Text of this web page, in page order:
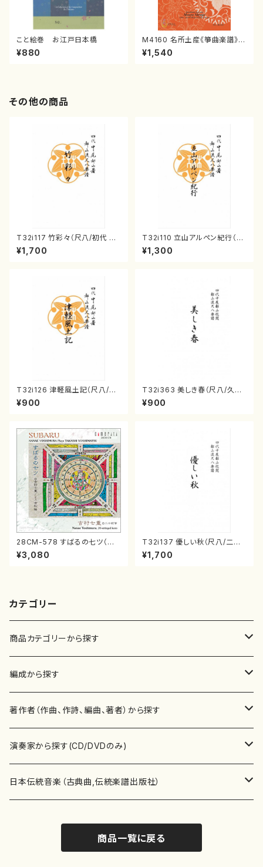
こと絵巻 お江戸日本橋
¥880
M4160 名所土産《箏曲楽譜》
（箏/宮城喜代子・宮城数江著・
宮城宗家監修/箏曲古典楽譜）
¥1,540
その他の商品
T32i117 竹彩々（尺八/初代 山
本邦山/尺八/都山式譜）都山流
公刊楽譜曲番:566
¥1,700
T32i110 立山アルペン紀行（尺
八/初代 石垣征山/尺八/都山式
譜）都山流公刊楽譜曲番:559
¥1,300
T32i126 津軽風土記（尺八/野
村峰山/尺八/都山式譜）都山流
公刊楽譜曲番:575
¥900
T32i363 美しき春（尺八/久本
玄智/楽譜）都山流公刊楽譜曲
番:2068
¥900
28CM-578 すばるの七ツ（二
十絃箏/クラリネット/ヴァイオリ
ン/チェロ/吉松 隆：/CD）
¥3,080
T32i137 優しい秋（尺八/二代
山本邦山/尺八/都山式譜）都山
流公刊楽譜曲番:586
¥1,700
カテゴリー
商品カテゴリーから探す
楽譜
書籍
書籍
テキストブック
CD・DVD
チケット
編成から探す
邦楽器
箏・琴（ソロ）
箏・琴（合奏）
合唱
混声合唱
歌・声
洋楽器（弦楽器）
著作者（作曲、作詩、編曲、著者）から探す
あ行
青木省三(アオキ ショウゾウ)
か行
蔭山滸山(カゲヤマ キョザン)
斉藤松声(サイトウ ショウセイ)
演奏家から探す(CD/DVDのみ)
邦楽（箏、三味線、尺八等）演奏家
應和惠子（声楽・ソプラノ）
洋楽-鍵盤楽器（ピアノ、オルガン等）演奏家
日本伝統音楽（古典曲,伝統楽譜出版社）
宮城道雄（宮城宗家監修）
地歌箏曲（三絃古典楽譜）
商品一覧に戻る